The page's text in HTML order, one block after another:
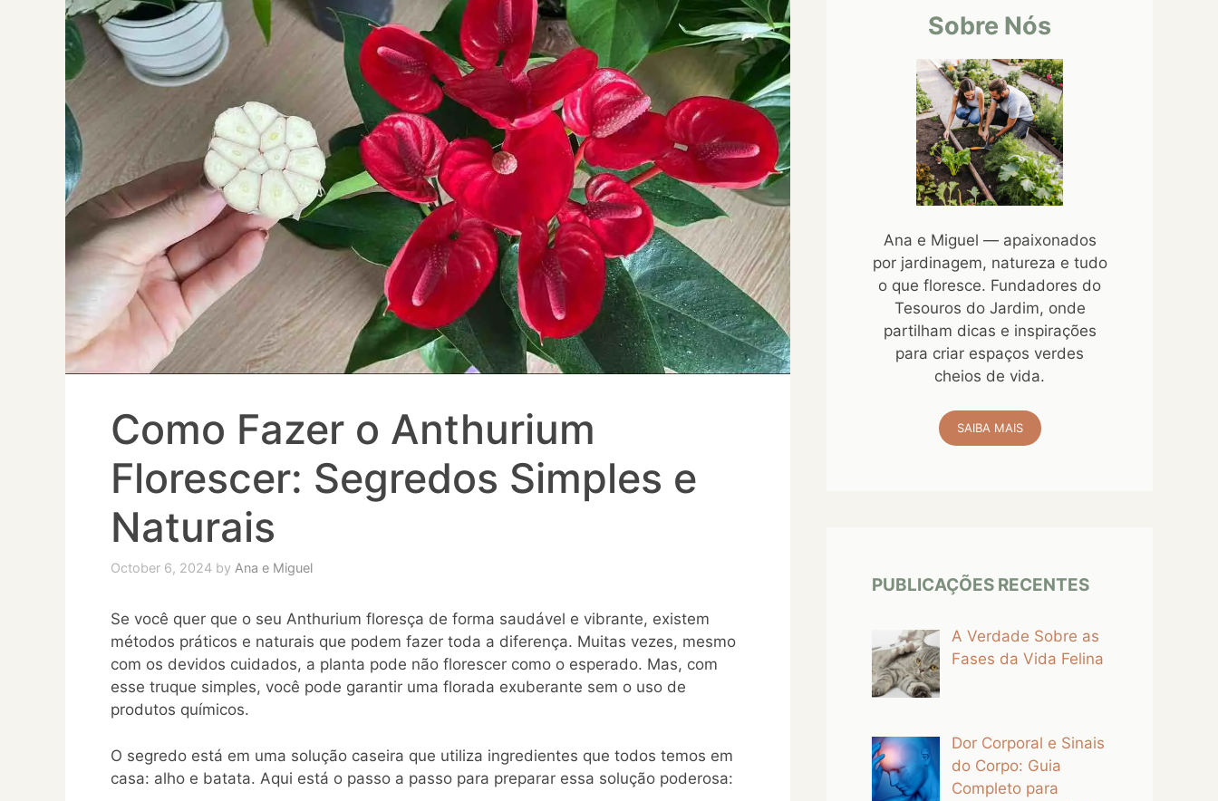
Como Fazer o Anthurium
Florescer: Segredos Simples e
Naturais
October 6, 2024 by Ana e Miguel
Se você quer que o seu Anthurium floresça de forma saudável e vibrante, existem
métodos práticos e naturais que podem fazer toda a diferença. Muitas vezes, mesmo
com os devidos cuidados, a planta pode não florescer como o esperado. Mas, com
esse truque simples, você pode garantir uma florada exuberante sem o uso de
produtos químicos.
O segredo está em uma solução caseira que utiliza ingredientes que todos temos em
casa: alho e batata. Aqui está o passo a passo para preparar essa solução poderosa:
Sobre Nós
Ana e Miguel — apaixonados
por jardinagem, natureza e tudo
o que floresce. Fundadores do
Tesouros do Jardim, onde
partilham dicas e inspirações
para criar espaços verdes
cheios de vida.
SAIBA MAIS
PUBLICAÇÕES RECENTES
A Verdade Sobre as
Fases da Vida Felina
Dor Corporal e Sinais
do Corpo: Guia
Completo para